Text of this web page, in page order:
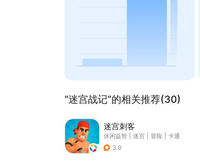
“迷宫战记”的相关推荐(30)
迷宫刺客
休闲益智 迷宫 冒险
卡通
3.0